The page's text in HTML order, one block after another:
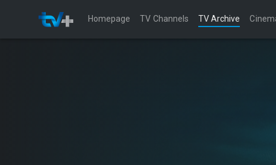
Homepage TV Channels TV Archive